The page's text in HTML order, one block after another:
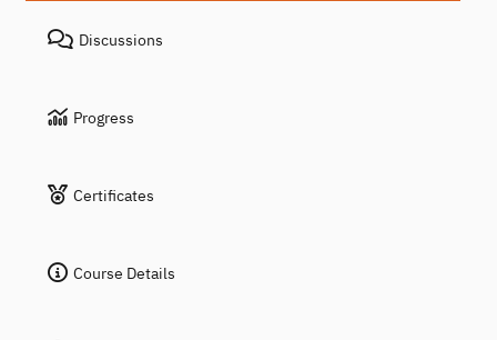
Discussions
Progress
Certificates
Course Details